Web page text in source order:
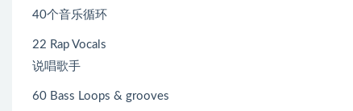
40个音乐循环
22 Rap Vocals
说唱歌手
60 Bass Loops & grooves